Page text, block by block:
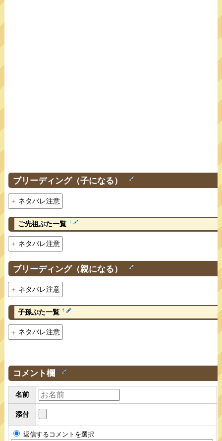
ブリーディング（子になる） †
ネタバレ注意
ご先祖ぶた一覧 †
ネタバレ注意
ブリーディング（親になる） †
ネタバレ注意
子孫ぶた一覧 †
ネタバレ注意
コメント欄 †
名前
添付
返信するコメントを選択